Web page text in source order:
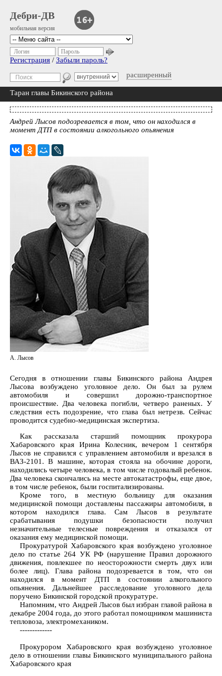
Дебри-ДВ
мобильная версия
расширенный
Логин Пароль
Регистрация / Забыли пароль?
Таран главы Бикинского района
Андрей Лысов подозревается в том, что он находился в
момент ДТП в состоянии алкогольного опьянения
А. Лысов
Сегодня в отношении главы Бикинского района Андрея
Лысова возбуждено уголовное дело. Он был за рулем
автомобиля и совершил дорожно-транспортное
происшествие. Два человека погибли, четверо раненых. У
следствия есть подозрение, что глава был нетрезв. Сейчас
проводится судебно-медицинская экспертиза.
Как рассказала старший помощник прокурора
Хабаровского края Ирина Колесник, вечером 1 сентября
Лысов не справился с управлением автомобиля и врезался в
ВАЗ-2101. В машине, которая стояла на обочине дороги,
находились четыре человека, в том числе годовалый ребенок.
Два человека скончались на месте автокатастрофы, еще двое,
в том числе ребенок, были госпитализированы.
Кроме того, в местную больницу для оказания
медицинской помощи доставлены пассажиры автомобиля, в
котором находился глава. Сам Лысов в результате
срабатывания подушки безопасности получил
незначительные телесные повреждения и отказался от
оказания ему медицинской помощи.
Прокуратурой Хабаровского края возбуждено уголовное
дело по статье 264 УК РФ (нарушение Правил дорожного
движения, повлекшее по неосторожности смерть двух или
более лиц). Глава района подозревается в том, что он
находился в момент ДТП в состоянии алкогольного
опьянения. Дальнейшее расследование уголовного дела
поручено Бикинской городской прокуратуре.
Напомним, что Андрей Лысов был избран главой района в
декабре 2004 года, до этого работал помощником машиниста
тепловоза, электромехаником.
-------------
Прокурором Хабаровского края возбуждено уголовное
дело в отношении главы Бикинского муниципального района
Хабаровского края